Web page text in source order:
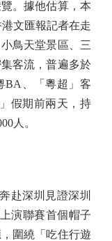
。據他估算，本
文匯報記者在走
鳥天堂景區、三
客流，普遍多於
BA、「粵超」客
假期前兩天，持
人。
深圳見證深圳
演聯賽首個帽子
圍繞「吃住行遊